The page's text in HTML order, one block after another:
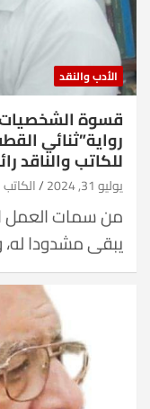
الأدب والنقد
قسوة الشخصيات
رواية”ثنائي
للكاتب والناقد
يوليو 31, 2024
من سمات العمل
يبقى مشدودا